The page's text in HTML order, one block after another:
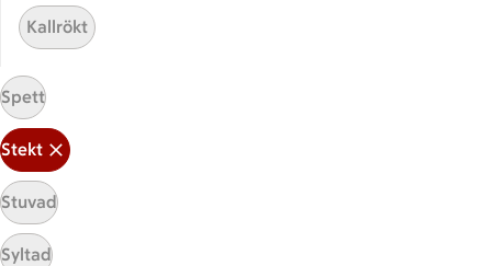
ICA Gruppen
ICA Nära
ICA Supermarket
ICA Kvantum
ICA Maxi
Utvalda leverantörer
Annonsera
Jobba på ICA
Kallrökt
Spett
Stekt
Stuvad
Syltad